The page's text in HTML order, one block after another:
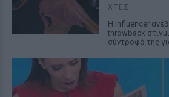
ΧΤΕΣ
Η influencer
throwback
σύντροφό της